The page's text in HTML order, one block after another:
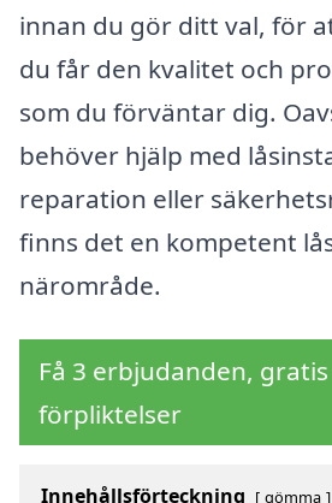
innan du gör ditt val, för
du får den kvalitet och
som du förväntar dig.
behöver hjälp med
reparation eller
finns det en kompetent
närområde.
Få 3 erbjudanden,
förpliktelser
Innehållsförteckning gömma